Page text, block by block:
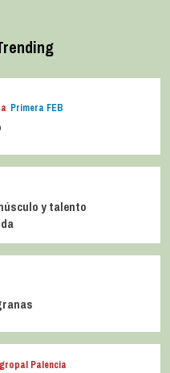
Primera FEB
y talento
Palencia